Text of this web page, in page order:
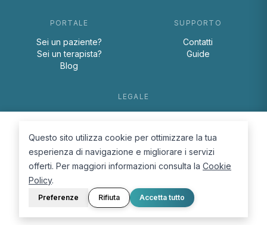
PORTALE
Sei un paziente?
Sei un terapista?
Blog
SUPPORTO
Contatti
Guide
LEGALE
Cookie Policy
© 2026 D.Lab S.r.l. — InBuoneMani
Questo sito utilizza cookie per ottimizzare la tua
esperienza di navigazione e migliorare i servizi
offerti. Per maggiori informazioni consulta la Cookie
Policy.
Preferenze Rifiuta Accetta tutto